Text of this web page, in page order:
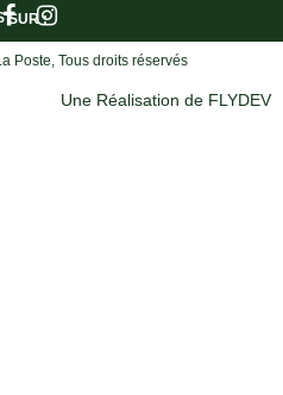
SUR :
Poste, Tous droits réservés
Une Réalisation de FLYDEV